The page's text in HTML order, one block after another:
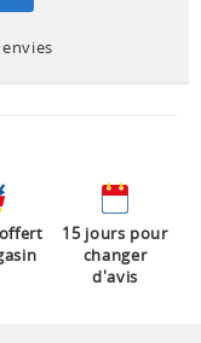
15 jours pour
changer
d'avis